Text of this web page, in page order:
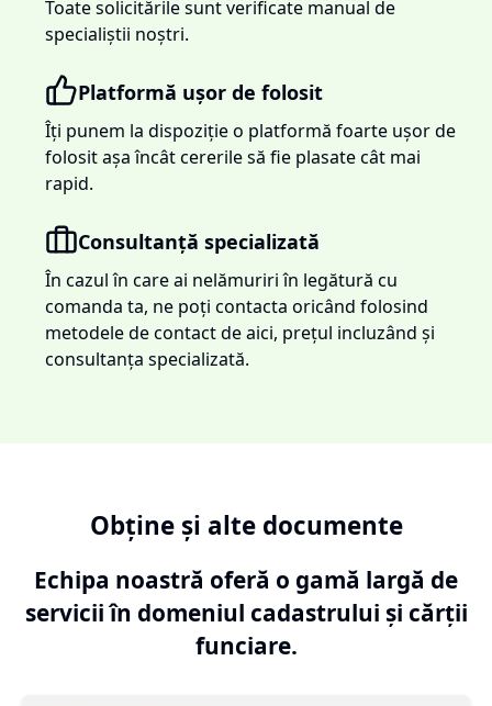
Toate solicitările sunt verificate manual de
specialiștii noștri.
Platformă ușor de folosit
Îți punem la dispoziție o platformă foarte ușor de
folosit așa încât cererile să fie plasate cât mai
rapid.
Consultanță specializată
În cazul în care ai nelămuriri în legătură cu
comanda ta, ne poți contacta oricând folosind
metodele de contact de aici, prețul incluzând și
consultanța specializată.
Obține și alte documente
Echipa noastră oferă o gamă largă de
servicii în domeniul cadastrului și cărții
funciare.